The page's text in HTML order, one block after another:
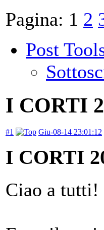
Pagina: 1 2
Post
I CORTI
#1 Giu-08-14 23:01:12
I CORTI
Ciao a tutti!